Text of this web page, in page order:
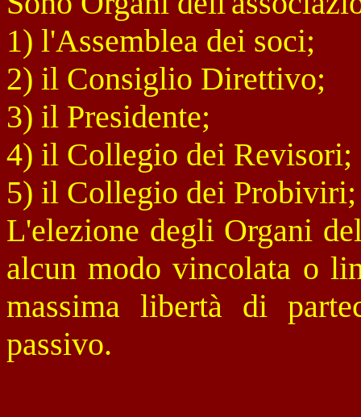
1) l'Assemblea dei soci;
2) il Consiglio Direttivo;
3) il Presidente;
4) il Collegio dei Revisori;
5) il Collegio dei Probiviri;
L'elezione degli Organi
alcun modo vincolata o
massima libertà di
passivo.